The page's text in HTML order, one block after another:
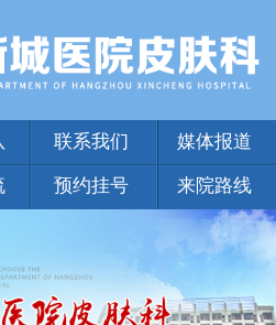
联系我们 媒体报道
预约挂号 来院路线